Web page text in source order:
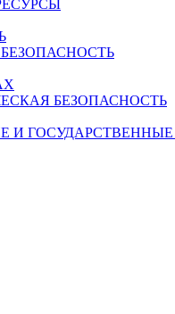
БЕЗОПАСНОСТЬ
И